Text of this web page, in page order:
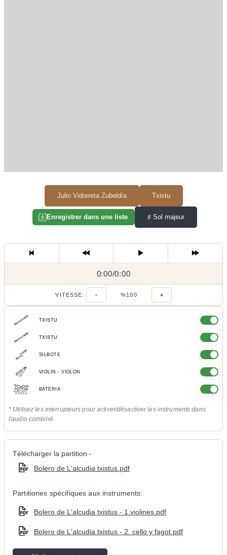
Julio Vidorreta Zubeldía Txistu
Enregistrer dans une liste ♯ Sol majeur
0:00/
0:00/0:00
VITESSE: - %100 +
TXISTU
TXISTU
SILBOTE
VIOLIN - VIOLON
BATERIA
* Utilisez les interrupteurs pour activer/désactiver les instruments dans
l'audio combiné.
Télécharger la partition -
Bolero de L'alcudia txistus.pdf
Partitiones spécifiques aux instruments:
Bolero de L'alcudia txistus - 1.violines.pdf
Bolero de L'alcudia txistus - 2. cello y fagot.pdf